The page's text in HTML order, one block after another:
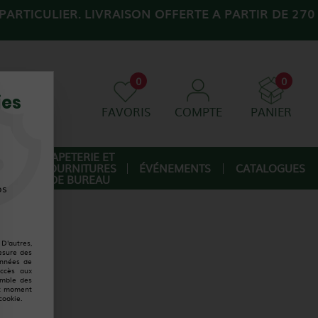
LIVRAISON OFFERTE A PARTIR DE 270
0
FAVORIS COMPTE
0
PANIER
PAPETERIE ET
FOURNITURES
DE BUREAU
ÉVÉNEMENTS CATALOGUES
des
de
aux
des
moment